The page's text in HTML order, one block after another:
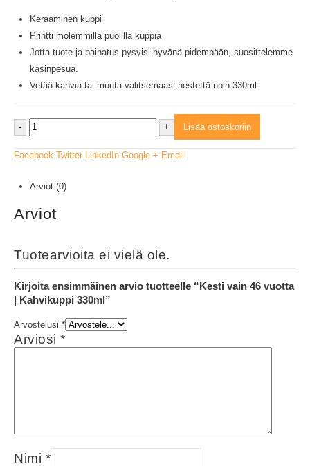
Keraaminen kuppi
Printti molemmilla puolilla kuppia
Jotta tuote ja painatus pysyisi hyvänä pidempään, suosittelemme
käsinpesua.
Vetää kahvia tai muuta valitsemaasi nestettä noin 330ml
- + Lisää ostoskoriin
Facebook Twitter LinkedIn Google + Email
Arviot (0)
Arviot
Tuotearvioita ei vielä ole.
Kirjoita ensimmäinen arvio tuotteelle “Kesti vain 46 vuotta
| Kahvikuppi 330ml”
Arvostelusi *
Arviosi *
Nimi *